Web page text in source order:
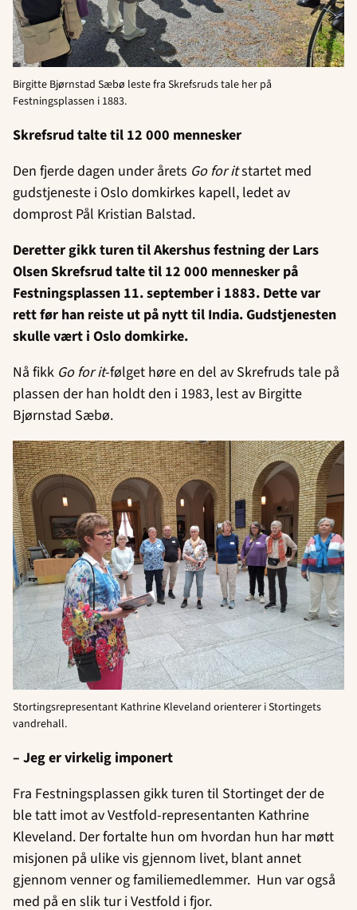
Birgitte Bjørnstad Sæbø leste fra Skrefsruds tale her på
Festningsplassen i 1883.
Skrefsrud talte til 12 000 mennesker
Den fjerde dagen under årets Go for itstartet med
gudstjeneste i Oslo domkirkes kapell, ledet av
domprost Pål Kristian Balstad.
Deretter gikk turen til Akershus festning der Lars
Olsen Skrefsrud talte til 12 000 mennesker på
Festningsplassen 11. september i 1883. Dette var
rett før han reiste ut på nytt til India. Gudstjenesten
skulle vært i Oslo domkirke.
Nå fikk Go for it-følget høre en del av Skrefruds tale på
plassen der han holdt den i 1983, lest av Birgitte
Bjørnstad Sæbø.
Stortingsrepresentant Kathrine Kleveland orienterer i Stortingets
vandrehall.
– Jeg er virkelig imponert
Fra Festningsplassen gikk turen til Stortinget der de
ble tatt imot av Vestfold-representanten Kathrine
Kleveland. Der fortalte hun om hvordan hun har møtt
misjonen på ulike vis gjennom livet, blant annet
gjennom venner og familiemedlemmer. Hun var også
med på en slik tur i Vestfold i fjor.